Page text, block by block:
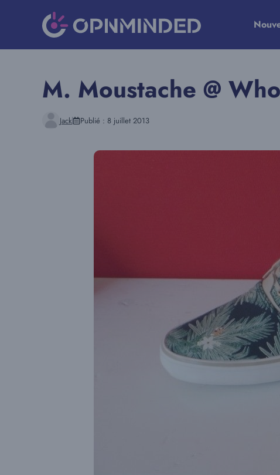
M. Moustache @
Jack Publié : 8 juillet 2013